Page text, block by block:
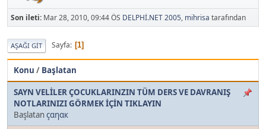
Son ileti: Mar 28, 2010, 09:44 ÖS DELPHİ.NET 2005, mihrisa tarafından
AŞAĞI GIT Sayfa 1
Konu / Başlatan
SAYN VELİLER ÇOCUKLARINZIN TÜM DERS VE DAVRANIŞ
NOTLARINIZI GÖRMEK İÇİN TIKLAYIN
Başlatançαηαк